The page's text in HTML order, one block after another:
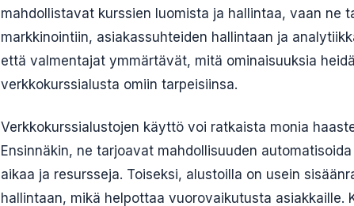
mahdollistavat kurssien luomista ja hallintaa, vaan ne
markkinointiin, asiakassuhteiden hallintaan ja
että valmentajat ymmärtävät, mitä ominaisuuksia
verkkokurssialusta omiin tarpeisiinsa.
Verkkokurssialustojen käyttö voi ratkaista monia
Ensinnäkin, ne tarjoavat mahdollisuuden
aikaa ja resursseja. Toiseksi, alustoilla on usein
hallintaan, mikä helpottaa vuorovaikutusta asiakkaille.